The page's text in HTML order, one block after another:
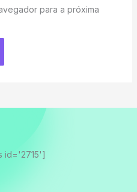
para a próxima
id='2715']